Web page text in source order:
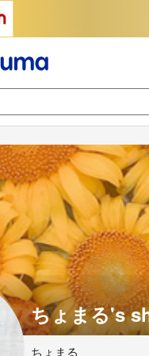
ちょまる's
ちょまる